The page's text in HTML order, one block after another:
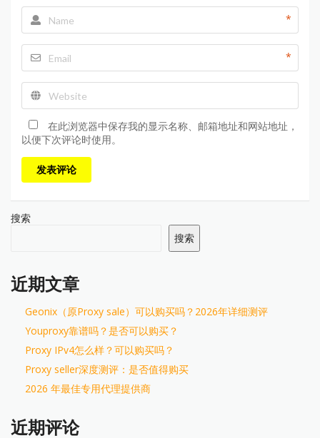
*
*
在此浏览器中保存我的显示名称、邮箱地址和网站地址，
以便下次评论时使用。
发表评论
搜索
搜索
近期文章
Geonix（原Proxy sale）可以购买吗？2026年详细测评
Youproxy靠谱吗？是否可以购买？
Proxy IPv4怎么样？可以购买吗？
Proxy seller深度测评：是否值得购买
2026 年最佳专用代理提供商
近期评论